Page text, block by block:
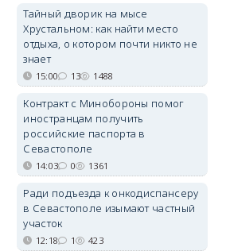
Тайный дворик на мысе
Хрустальном: как найти место
отдыха, о котором почти никто не
знает
15:00 13 1488
Контракт с Минобороны помог
иностранцам получить
российские паспорта в
Севастополе
14:03 0 1361
Ради подъезда к онкодиспансеру
в Севастополе изымают частный
участок
12:18 1 423